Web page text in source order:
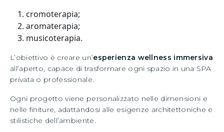
cromoterapia;
aromaterapia;
musicoterapia.
L’obiettivo è creare un’esperienza wellness immersiva
all’aperto, capace di trasformare ogni spazio in una SPA
privata o professionale.
Ogni progetto viene personalizzato nelle dimensioni e
nelle finiture, adattandosi alle esigenze architettoniche e
stilistiche dell’ambiente.